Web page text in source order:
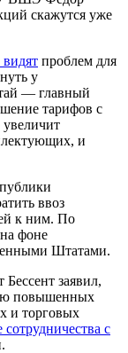
скажутся уже
видят проблем для
у
— главный
тарифов с
увеличит
и
ввоз
к ним. По
фоне
Штатами.
заявил,
повышенных
и торговых
с